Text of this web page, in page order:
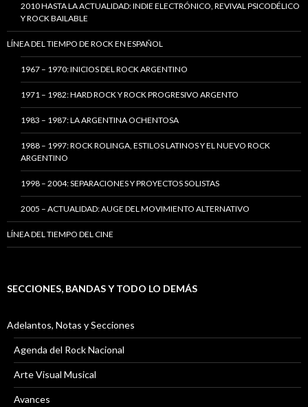
2010 HASTA LA ACTUALIDAD: INDIE ELECTRÓNICO, REVIVAL PSICODÉLICO
Y ROCK BAILABLE
LÍNEA DEL TIEMPO DE ROCK EN ESPAÑOL
1967 – 1970: INICIOS DEL ROCK ARGENTINO
1971 – 1982: HARD ROCK Y ROCK PROGRESIVO ARGENTO
1983 – 1987: LA ARGENTINA OCHENTOSA
1988 – 1997: ROCK ROLINGA, ESTILOS LATINOS Y EL NUEVO ROCK
ARGENTINO
1998 – 2004: SEPARACIONES Y PROYECTOS SOLISTAS
2005 – ACTUALIDAD: AUGE DEL MOVIMIENTO ALTERNATIVO
LÍNEA DEL TIEMPO DEL CINE
SECCIONES, BANDAS Y TODO LO DEMÁS
Adelantos, Notas y Secciones
Agenda del Rock Nacional
Arte Visual Musical
Avances